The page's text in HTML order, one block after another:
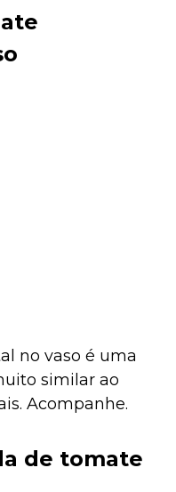
no vaso é uma
similar ao
Acompanhe.
de tomate